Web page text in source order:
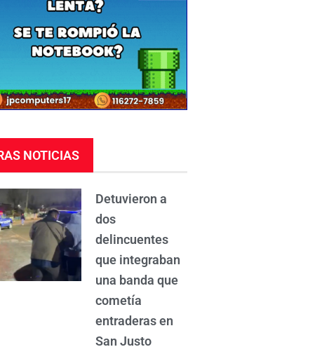
NOTICIAS
Detuvieron a
dos
delincuentes
que integraban
una banda que
cometía
entraderas en
San Justo